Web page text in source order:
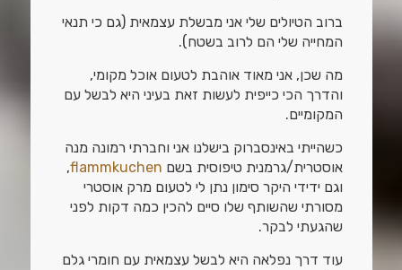
ברוב הטיולים שלי אני מבשלת עצמאית (גם כי תנאי
המחייה שלי הם לרוב בשטח).
מה שכן, אני מאוד אוהבת לטעום אוכל מקומי,
והדרך הכי כייפית לעשות זאת בעיני היא לבשל עם
המקומיים.
כשהייתי באינסברוק בישלנו אני וחברתי רמונה מנה
אוסטרית/גרמנית טיפוסית בשם flammkuchen
,
וגם ידידי היקר סימון נתן לי לטעום מרק אוסטרי
מסורתי שהשותף שלו סיים להכין כמה דקות לפני
שהגעתי לבקר.
עוד דרך נפלאה היא לבשל עצמאית עם חומרי גלם